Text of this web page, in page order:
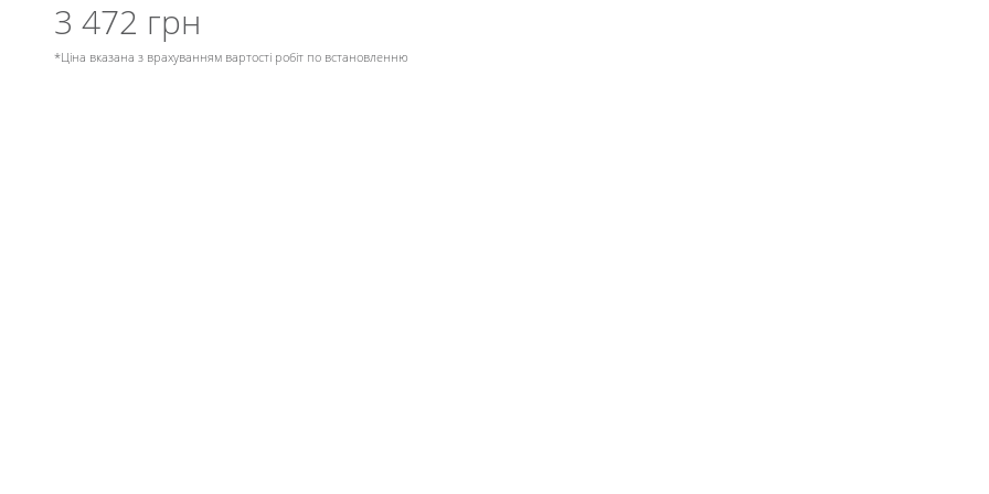
3 472 грн
*Ціна вказана з врахуванням вартості робіт по встановленню